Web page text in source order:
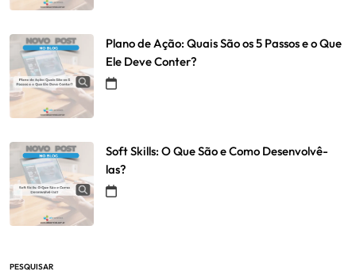
Plano de Ação: Quais São os 5 Passos e o Que
Ele Deve Conter?
Soft Skills: O Que São e Como Desenvolvê-
las?
PESQUISAR